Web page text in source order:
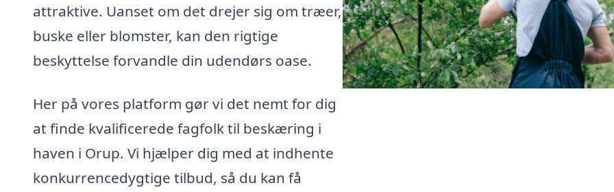
attraktive. Uanset om det drejer sig om træer,
buske eller blomster, kan den rigtige
beskyttelse forvandle din udendørs oase.
Her på vores platform gør vi det nemt for dig
at finde kvalificerede fagfolk til beskæring i
haven i Orup. Vi hjælper dig med at indhente
konkurrencedygtige tilbud, så du kan få